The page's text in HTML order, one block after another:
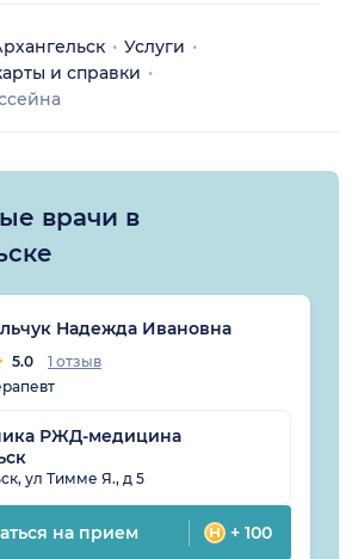
Услуги
и справки
врачи в
Надежда Ивановна
5.0
1 отзыв
РЖД-медицина
ул Тимме Я., д 5
на прием + 100